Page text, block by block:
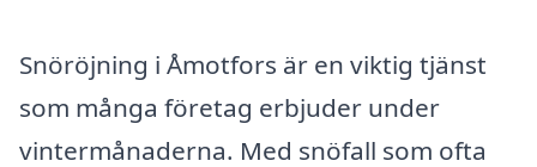
Snöröjning i Åmotfors är en viktig tjänst
som många företag erbjuder under
vintermånaderna. Med snöfall som ofta